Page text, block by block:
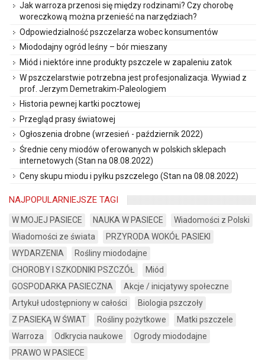
Jak warroza przenosi się między rodzinami? Czy chorobę
woreczkową można przenieść na narzędziach?
Odpowiedzialność pszczelarza wobec konsumentów
Miododajny ogród leśny – bór mieszany
Miód i niektóre inne produkty pszczele w zapaleniu zatok
W pszczelarstwie potrzebna jest profesjonalizacja. Wywiad z
prof. Jerzym Demetrakim-Paleologiem
Historia pewnej kartki pocztowej
Przegląd prasy światowej
Ogłoszenia drobne (wrzesień - październik 2022)
Średnie ceny miodów oferowanych w polskich sklepach
internetowych (Stan na 08.08.2022)
Ceny skupu miodu i pyłku pszczelego (Stan na 08.08.2022)
NAJPOPULARNIEJSZE TAGI
W MOJEJ PASIECE NAUKA W PASIECE
Wiadomości z Polski
Wiadomości ze świata
PRZYRODA WOKÓŁ PASIEKI
WYDARZENIA
Rośliny miododajne
CHOROBY I SZKODNIKI PSZCZÓŁ
Miód
GOSPODARKA PASIECZNA
Akcje / inicjatywy społeczne
Artykuł udostępniony w całości
Biologia pszczoły
Z PASIEKĄ W ŚWIAT
Rośliny pożytkowe
Matki pszczele
Warroza
Odkrycia naukowe
Ogrody miododajne
PRAWO W PASIECE